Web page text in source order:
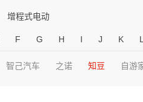
增程式电动
F G H I J K L
智己汽车 之诺 知豆 自游